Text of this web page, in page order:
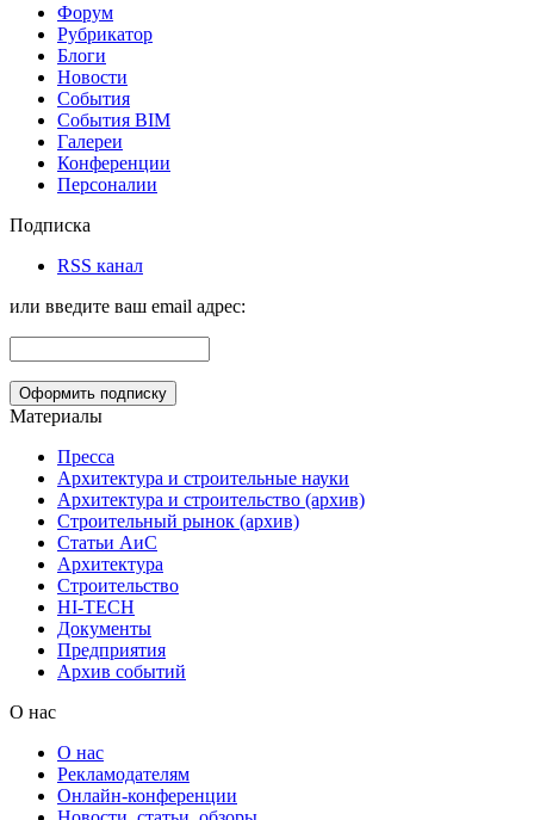
Форум
Рубрикатор
Блоги
Новости
События
События BIM
Галереи
Конференции
Персоналии
Подписка
RSS канал
или введите ваш email адрес:
Материалы
Пресса
Архитектура и строительные науки
Архитектура и строительство (архив)
Строительный рынок (архив)
Статьи АиС
Архитектура
Строительство
HI-TECH
Документы
Предприятия
Архив событий
О нас
О нас
Рекламодателям
Онлайн-конференции